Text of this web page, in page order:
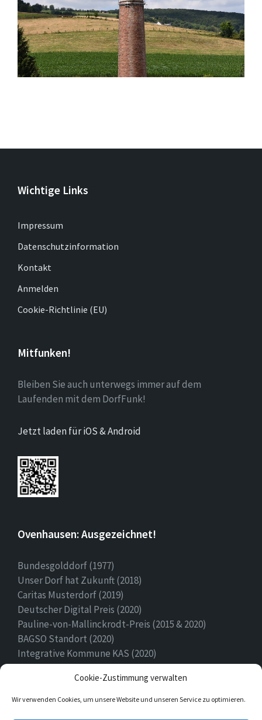
Cookie-Zustimmung verwalten
Wir verwenden Cookies, um unsere Website und unseren Service zu optimieren.
Wichtige Links
Impressum
Datenschutzinformation
Kontakt
Anmelden
Cookie-Richtlinie (EU)
Mitfunken!
Bleiben Sie auch unterwegs immer auf dem
Laufenden mit dem DorfFunk!
Jetzt laden für iOS & Android
Ovenhausen: Ausgezeichnet!
Bundesgolddorf (1977)
Unser Dorf hat Zukunft (2018)
Caritas Musterdorf (2019)
Deutscher Digital Preis (2020)
Pauline-von-Mallinckrodt-Preis (2015 & 2020)
BAGSO Standort (2020)
Integrative Kommune KAS (2020)
Ehrenamtspreis Stadt Höxter (2020)
Heimatpreis (2022)